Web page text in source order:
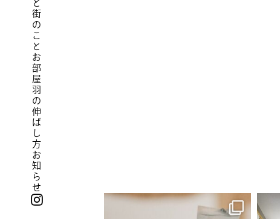
街のこと
お部屋
羽の伸ばし方
お知らせ